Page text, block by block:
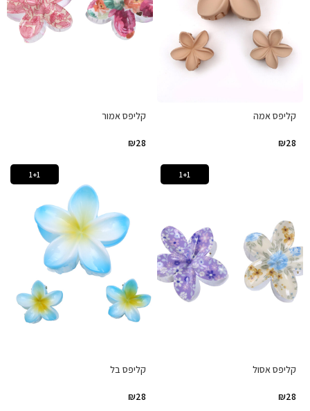
קליפס אמה
₪28
קליפס אמור
₪28
1+1
קליפס אסול
₪28
1+1
קליפס בל
₪28